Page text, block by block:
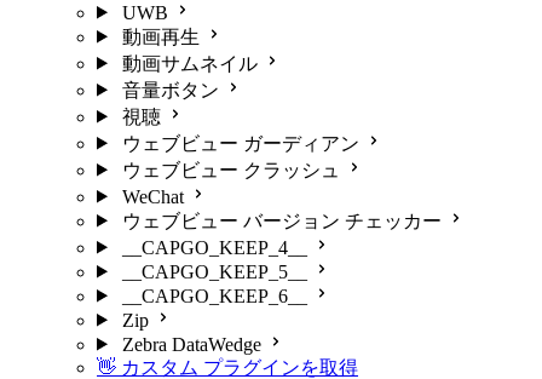
UWB
動画再生
動画サムネイル
音量ボタン
視聴
ウェブビュー ガーディアン
ウェブビュー クラッシュ
WeChat
ウェブビュー バージョン チェッカー
__CAPGO_KEEP_4__
__CAPGO_KEEP_5__
__CAPGO_KEEP_6__
Zip
Zebra DataWedge
👋 カスタム プラグインを取得